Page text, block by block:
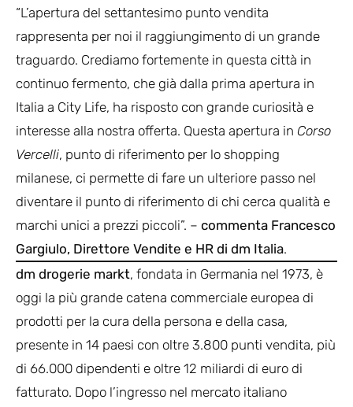
“L’apertura del settantesimo punto vendita
rappresenta per noi il raggiungimento di un grande
traguardo. Crediamo fortemente in questa città in
continuo fermento, che già dalla prima apertura in
Italia a City Life, ha risposto con grande curiosità e
interesse alla nostra offerta. Questa apertura in Corso
Vercelli, punto di riferimento per lo shopping
milanese, ci permette di fare un ulteriore passo nel
diventare il punto di riferimento di chi cerca qualità e
marchi unici a prezzi piccoli”. – commenta Francesco
Gargiulo, Direttore Vendite e HR di dm Italia.
dm drogerie markt, fondata in Germania nel 1973, è
oggi la più grande catena commerciale europea di
prodotti per la cura della persona e della casa,
presente in 14 paesi con oltre 3.800 punti vendita, più
di 66.000 dipendenti e oltre 12 miliardi di euro di
fatturato. Dopo l’ingresso nel mercato italiano